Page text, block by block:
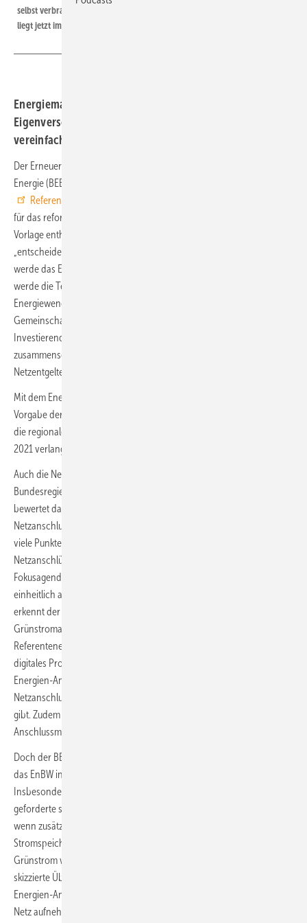
selbst verbrauchen. Ein Gesetzentwurf des Bundeswirtschaftsministeriums
liegt jetzt im Referentenstatus vor.
Energiemarkt-Gesetzentwurf erlaubt das Stromteilen zur
Eigenversorgung mit Erneuerbarenanlagen und
vereinfacht Netzzugänge. Doch bremst er Innovation?
Der Erneuerbarengesamtverband Bundesverband Erneuerbare
Energie (BEE) hat den am Mittwoch vorgestellten
Referentenentwurf des Bundeswirtschaftsministeriums
für das reformierte Energiewirtschaftsgesetz (EnWG) gelobt. Die
Vorlage enthalte „viele begrüßenswerte Ansätze“ zur Neuregelung für
„entscheidende Aspekte des deutschen Energiemarktes“. Vor allem
werde das Energy Sharing nun „endlich angepackt“. Der Entwurf
werde die Teilhabe von Bürgerinnen und Bürgern an der
Energiewende stärken. Beim Energy Sharing können sich regionale
Gemeinschaften von Einwohnern und Unternehmen als
Investierende oder Betreibende von Erneuerbare-Energien-Anlagen
zusammenschließen, um die produzierte Energie ohne zusätzliche
Netzentgelte unter sich zu verteilen und zu nutzen.
Mit dem Energy Sharing holt die Bundesregierung verspätet eine
Vorgabe der Europäischen Union nach, die nationale Regelungen für
die regionalen Energiegemeinschaften schon bis Mitte des Jahres
2021 verlangt hatte.
Auch die Netzanschlüsse für Erneuerbare-Energien-Anlagen will die
Bundesregierung mit dem neuen EnWG vereinfachen. Der BEE
bewertet dazu: „Allgemein werden die Bedingungen für den
Netzanschluss von Erneuerbare-Energien-Anlagen verbesser, und
viele Punkte der im Branchendialog zur Beschleunigung von
Netzanschlüssen mit BMWK und Netzbetreibern erarbeiteten
Fokusagenda werden adressiert“. Auch einen verpflichtenden und
einheitlich ausgestalteten Kapazitätsreservierungsmechanismus
erkennt der BEE als Pluspunkt an, um den Netzanschluss für neue
Grünstromanlagen zu beschleunigen. Zudem kündigt der
Referentenentwurf an, dass die Verteilnetzbetreiber über ein zentrales
digitales Programm im Internet den Investoren der Erneuerbare-
Energien-Anlagen unverbindlich Auskünfte über freie
Netzanschlusskapazitäten am anvisierten Netzverknüpfungspunkt
gibt. Zudem soll das Online-Tool aber auch über alternative
Anschlussmöglichkeiten informieren.
Doch der BEE äußert auch Kritik. Für innovative Netzanschlüsse biete
das EnBW in der Referentenentwurfsversion noch keinen Raum.
Insbesondere die von den Erneuerbare-Energien-Verbänden
geforderte sogenannte Überbauung der Netzverknüpfungspunkte,
wenn zusätzlich zu den Erneuerbare-Energien-Anlagen dort auch
Stromspeicher zum Einsatz kommen und überschüssig überzeugten
Grünstrom wegpuffern. Die vom BEE in einem eigenen Konzept
skizzierte Überbauung sieht den Anschluss von Erneuerbare-
Energien-Anlagen mit mehr Stromerzeugungskapazität vor, als das
Netz aufnehmen kann. Bei voller Wind- oder Sonnenstromerzeugung